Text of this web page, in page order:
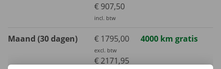
€ 907,50
incl. btw
Maand (30 dagen) € 1795,00
excl. btw
€ 2171,95
4000 km gratis